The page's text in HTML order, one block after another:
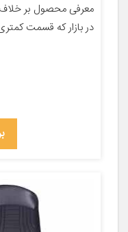
در بازار که قسمت